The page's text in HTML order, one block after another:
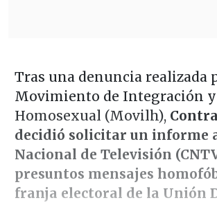
Tras una denuncia realizada
Movimiento de Integración
Homosexual (Movilh),
decidió solicitar un informe
Nacional de Televisión
presuntos mensajes
franja electoral de la Unión